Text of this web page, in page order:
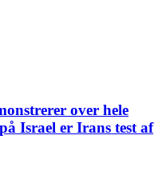
over hele
Israel er Irans test af